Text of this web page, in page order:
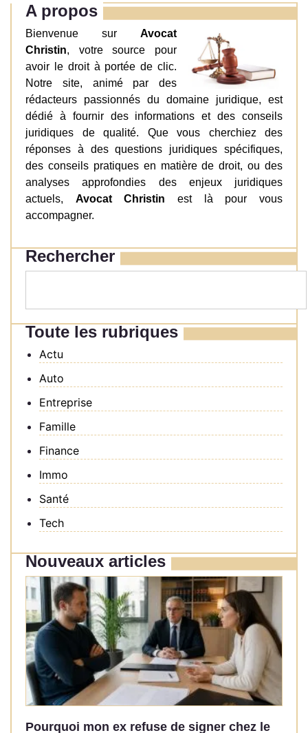
A propos
Bienvenue sur Avocat
Christin, votre source pour
avoir le droit à portée de clic.
Notre site, animé par des
rédacteurs passionnés du domaine juridique, est
dédié à fournir des informations et des conseils
juridiques de qualité. Que vous cherchiez des
réponses à des questions juridiques spécifiques,
des conseils pratiques en matière de droit, ou des
analyses approfondies des enjeux juridiques
actuels, Avocat Christin est là pour vous
accompagner.
Rechercher
Toute les rubriques
Actu
Auto
Entreprise
Famille
Finance
Immo
Santé
Tech
Nouveaux articles
Pourquoi mon ex refuse de signer chez le